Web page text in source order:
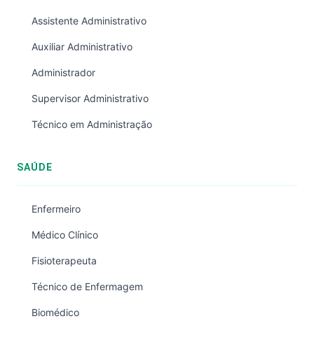
Assistente Administrativo
Auxiliar Administrativo
Administrador
Supervisor Administrativo
Técnico em Administração
SAÚDE
Enfermeiro
Médico Clínico
Fisioterapeuta
Técnico de Enfermagem
Biomédico